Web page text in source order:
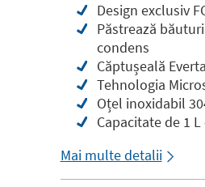
Design exclusiv
Păstrează
condens
Căptușeală
Tehnologia
Oțel inoxidabil
Capacitate de 1
Mai multe detalii